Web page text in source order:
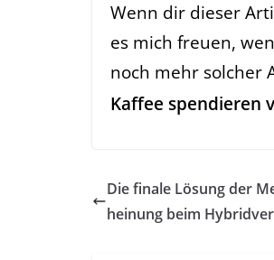
Wenn dir dieser
es mich freuen,
noch mehr solcher
Kaffee spendieren
Die finale Lösung der
heinung beim